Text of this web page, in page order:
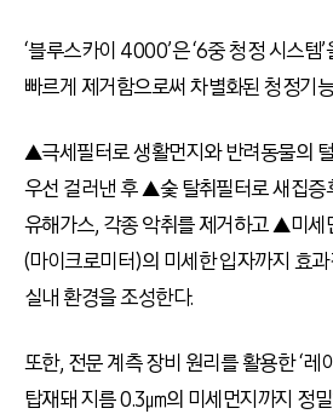
‘블루스카이 4000’은 ‘6중 청정 시스템
빠르게 제거함으로써 차별화된 청정기
▲극세필터로 생활먼지와 반려동물의
우선 걸러낸 후 ▲숯 탈취필터로 새집증
유해가스, 각종 악취를 제거하고 ▲미
(마이크로미터)의 미세한 입자까지 효
실내 환경을 조성한다.
또한, 전문 계측 장비 원리를 활용한 ‘레
탑재돼 지름 0.3㎛의 미세먼지까지 정